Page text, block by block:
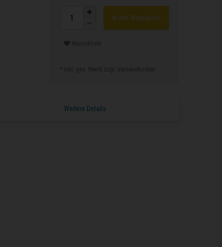
In den Warenkorb
Wunschliste
* inkl. ges. MwSt.zzgl. Versandkosten
Weitere Details